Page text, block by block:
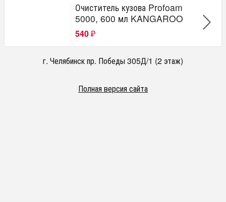
Очиститель кузова Profoam
5000, 600 мл KANGAROO
540 ₽
г. Челябинск пр. Победы 305Д/1 (2 этаж)
Полная версия сайта